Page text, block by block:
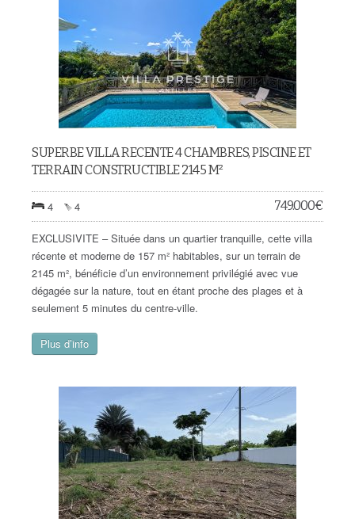
SUPERBE VILLA RECENTE 4 CHAMBRES, PISCINE ET
TERRAIN CONSTRUCTIBLE 2145 M²
4 4 749.000€
EXCLUSIVITE – Située dans un quartier tranquille, cette villa
récente et moderne de 157 m² habitables, sur un terrain de
2145 m², bénéficie d’un environnement privilégié avec vue
dégagée sur la nature, tout en étant proche des plages et à
seulement 5 minutes du centre-ville.
Plus d’info